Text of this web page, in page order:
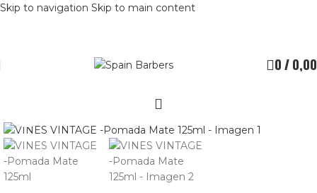
Skip to navigation Skip to main content
0/0,00